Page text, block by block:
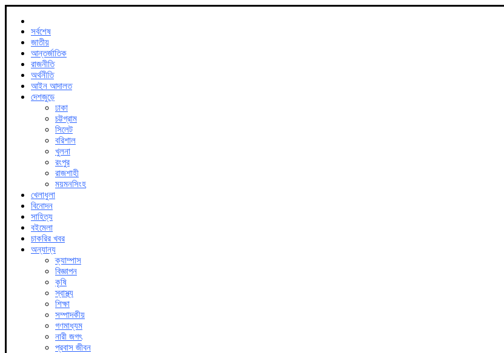
সর্বশেষ
জাতীয়
আন্তর্জাতিক
রাজনীতি
অর্থনীতি
আইন আদালত
দেশজুড়ে
ঢাকা
চট্টগ্রাম
সিলেট
বরিশাল
খুলনা
রংপুর
রাজশাহী
ময়মনসিংহ
খেলাধুলা
বিনোদন
সাহিত্য
বইমেলা
চাকরির খবর
অন্যান্য
ক্যাম্পাস
বিজ্ঞাপন
কৃষি
স্বাস্থ্য
শিক্ষা
সম্পাদকীয়
গণমাধ্যম
নারী জগৎ
প্রবাস জীবন